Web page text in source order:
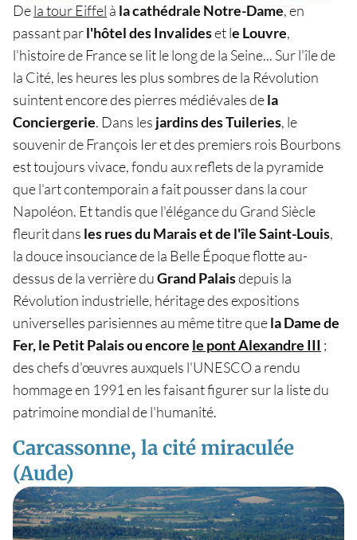
Dela tour Eiffel à la cathédrale Notre-Dame, en
passant parl'hôtel des Invalideset le Louvre,
l'histoire de France se lit le long de la Seine... Sur l'île de
la Cité, les heures les plus sombres de la Révolution
suintent encore des pierres médiévales dela
Conciergerie. Dans les jardins des Tuileries, le
souvenir de François Ier et des premiers rois Bourbons
est toujours vivace, fondu aux reflets de la pyramide
que l'art contemporain a fait pousser dans la cour
Napoléon. Et tandis que l'élégance du Grand Siècle
fleurit dans les rues du Marais et de l'île Saint-Louis,
la douce insouciance de la Belle Époque flotte au-
dessus de la verrière duGrand Palaisdepuis la
Révolution industrielle, héritage des expositions
universelles parisiennes au même titre quela Dame de
Fer, le Petit Palais ou encore le pont Alexandre III ;
des chefs d'œuvres auxquels l'UNESCO a rendu
hommage en 1991 en les faisant figurer sur la liste du
patrimoine mondial de l'humanité.
Carcassonne, la cité miraculée
(Aude)